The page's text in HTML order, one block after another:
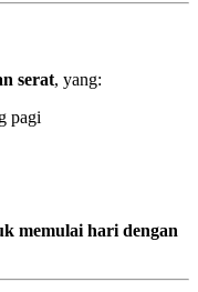
serat, yang:
pagi
memulai hari dengan